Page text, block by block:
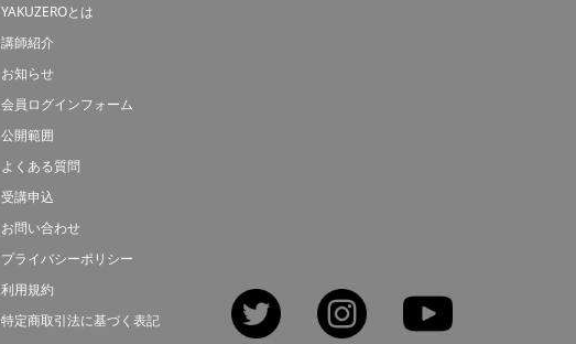
YAKUZEROとは
講師紹介
お知らせ
会員ログインフォーム
公開範囲
よくある質問
受講申込
お問い合わせ
プライバシーポリシー
利用規約
特定商取引法に基づく表記
Twitter Instagram